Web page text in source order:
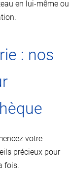
en lui-même ou
: nos
votre
précieux pour
fois.